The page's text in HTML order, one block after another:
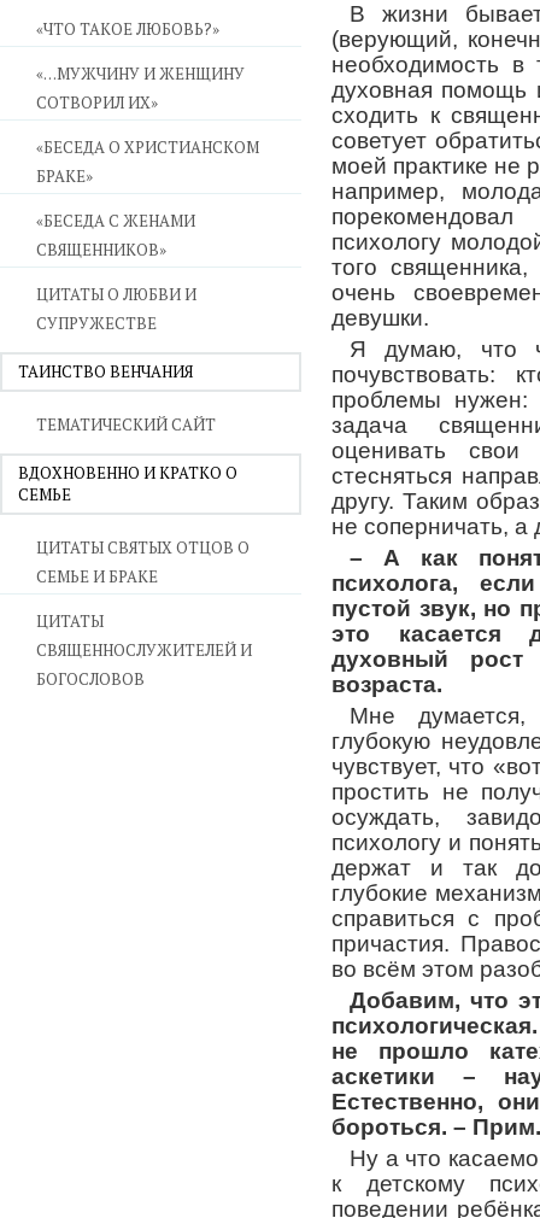
«ЧТО ТАКОЕ ЛЮБОВЬ?»
«…МУЖЧИНУ И ЖЕНЩИНУ
СОТВОРИЛ ИХ»
«БЕСЕДА О ХРИСТИАНСКОМ
БРАКЕ»
«БЕСЕДА С ЖЕНАМИ
СВЯЩЕННИКОВ»
ЦИТАТЫ О ЛЮБВИ И
СУПРУЖЕСТВЕ
ТАИНСТВО ВЕНЧАНИЯ
ТЕМАТИЧЕСКИЙ САЙТ
ВДОХНОВЕННО И КРАТКО О
СЕМЬЕ
ЦИТАТЫ СВЯТЫХ ОТЦОВ О
СЕМЬЕ И БРАКЕ
ЦИТАТЫ
СВЯЩЕННОСЛУЖИТЕЛЕЙ И
БОГОСЛОВОВ
В жизни
(верующий,
необходимость в
духовная помощь
сходить к
советует
моей практике не
например,
психологу
того
очень
девушки.
Я думаю, что
почувствовать:
проблемы нужен:
задача
оценивать
стесняться
другу. Таким
не соперничать, а
– А как
психолога,
пустой звук, но
это касается
духовный рост
возраста.
Мне думается,
глубокую
чувствует, что
простить не
осуждать,
психологу и
держат и так
глубокие
справиться с
причастия.
во всём этом
Добавим, что
не прошло
аскетики –
Естественно,
бороться. –
Ну а что
к детскому
поведении